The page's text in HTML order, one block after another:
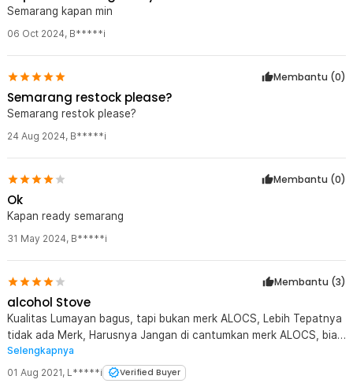
1 x Pouch
Semarang kapan min
06 Oct 2024, B*****i
Membantu (0)
Semarang restock please?
Semarang restok please?
24 Aug 2024, B*****i
Membantu (0)
Ok
Kapan ready semarang
31 May 2024, B*****i
Membantu (3)
alcohol Stove
Kualitas Lumayan bagus, tapi bukan merk ALOCS, Lebih Tepatnya
tidak ada Merk, Harusnya Jangan di cantumkan merk ALOCS, biar
pembeli tidak kecewa.
Selengkapnya
01 Aug 2021, L*****i Verified Buyer